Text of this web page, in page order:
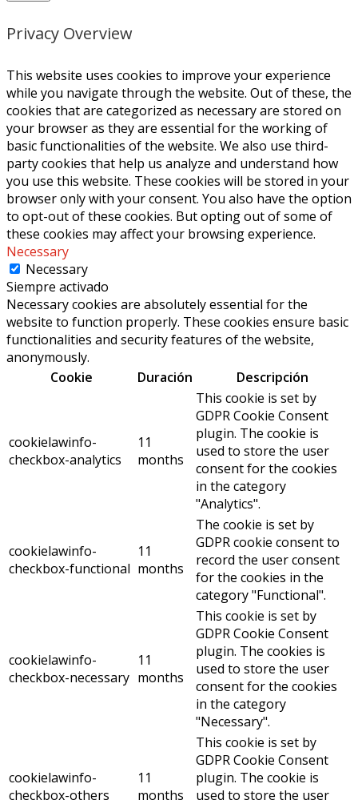
Privacy Overview
This website uses cookies to improve your experience
while you navigate through the website. Out of these, the
cookies that are categorized as necessary are stored on
your browser as they are essential for the working of
basic functionalities of the website. We also use third-
party cookies that help us analyze and understand how
you use this website. These cookies will be stored in your
browser only with your consent. You also have the option
to opt-out of these cookies. But opting out of some of
these cookies may affect your browsing experience.
Necessary
Necessary
Siempre activado
Necessary cookies are absolutely essential for the
website to function properly. These cookies ensure basic
functionalities and security features of the website,
anonymously.
Cookie
Duración Descripción
cookielawinfo-
checkbox-analytics
11
months
This cookie is set by
GDPR Cookie Consent
plugin. The cookie is
used to store the user
consent for the cookies
in the category
"Analytics".
cookielawinfo-
checkbox-functional
11
months
The cookie is set by
GDPR cookie consent to
record the user consent
for the cookies in the
category "Functional".
cookielawinfo-
checkbox-necessary
11
months
This cookie is set by
GDPR Cookie Consent
plugin. The cookies is
used to store the user
consent for the cookies
in the category
"Necessary".
cookielawinfo-
checkbox-others
11
months
This cookie is set by
GDPR Cookie Consent
plugin. The cookie is
used to store the user